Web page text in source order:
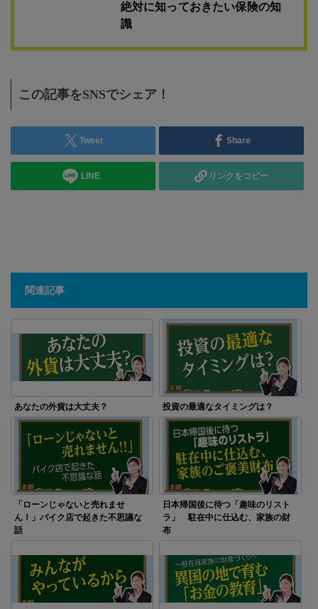
絶対に知っておきたい保険の知
識
この記事をSNSでシェア！
Tweet Share
LINE リンクをコピー
関連記事
あなたの外貨は大丈夫？ 投資の最適なタイミングは？
「ローンじゃないと売れませ
ん！」バイク店で起きた不思議な
話
日本帰国後に待つ「趣味のリスト
ラ」 駐在中に仕込む、家族の財
布